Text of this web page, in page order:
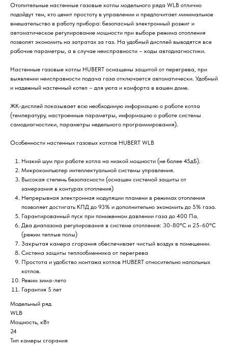
Отопительные настенные газовые котлы модельного ряда WLB отлично
подойдут тем, кто ценит простоту в управлении и предпочитает минимальное
вмешательство в работу прибора: безопасный электронный розжиг и
автоматическое регулирование мощности при выборе режима отопления
позволят экономить на затратах за газ. На удобный дисплей выводятся все
рабочие параметры, а в случае неисправности – коды автодиагностики.
Настенные газовые котлы HUBERT оснащены защитой от перегрева, при
выявлении неисправности подача газа отключается автоматически. Удобный
и надежный настенный котел – для уюта и комфорта в вашем доме.
ЖК-дисплей показывает всю необходимую информацию о работе котла
(температуру, настроенные параметры, информацию о работе системы
самодиагностики, параметры недельного программирования).
Особенности настенных газовых котлов HUBERT WLB
Низкий шум при работе котла на низкой мощности (не более 45дБ).
Микрокомпьютер интеллектуальной системы управления.
Высокая степень безопасности (оснащен системой защиты от
замерзания в контурах отопления)
Непрерывная электронная модуляции пламени в режимах отопления
позволяет достигать КПД до 93% и дополнительно экономить до 5% газа.
Гарантированный пуск при пониженном давлении газа до 400 Па.
Два диапазона регулирования в системе отопления: 30-80°C и 25-60°С
(режим теплые полы)
Закрытая камера сгорания обеспечивает чистый воздух в помещении.
Система защиты теплообменника от перегрева
Простота и удобство монтажа котлов HUBERT относительно напольных
котлов.
Режим зима-лето
Гарантия 5 лет
Модельный ряд
WLB
Мощность, кВт
24
Тип камеры сгорания